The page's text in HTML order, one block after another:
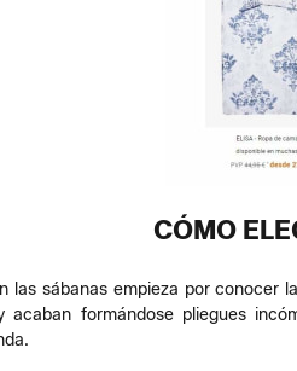
CÓMO
las sábanas empieza por conocer
acaban formándose pliegues